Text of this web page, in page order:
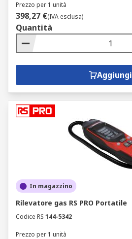
Prezzo per 1 unità
398,27 €(IVA esclusa)
Quantità
Aggiungi
In magazzino
Rilevatore gas RS PRO Portatile
Codice RS 144-5342
Prezzo per 1 unità